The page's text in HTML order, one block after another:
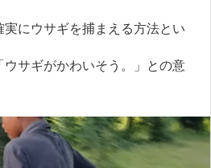
にウサギを捕まえる方法とい
サギがかわいそう。」との意